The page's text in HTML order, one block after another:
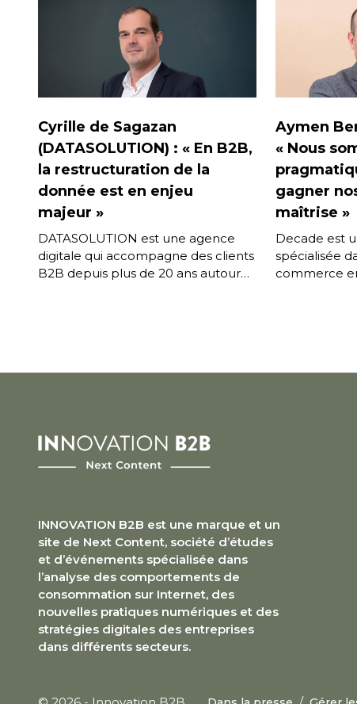
Cyrille de Sagazan
(DATASOLUTION) : « En B2B,
la restructuration de la
donnée est en enjeu
majeur »
DATASOLUTION est une agence
digitale qui accompagne des clients
B2B depuis plus de 20 ans autour
Aymen
« Nous
gagner
maîtrise »
Decade est
spécialisée
commerce
INNOVATION B2B est une marque et un
site de Next Content, société d’études
et d’événements spécialisée dans
l’analyse des comportements de
consommation sur Internet, des
nouvelles pratiques numériques et des
stratégies digitales des entreprises
dans différents secteurs.